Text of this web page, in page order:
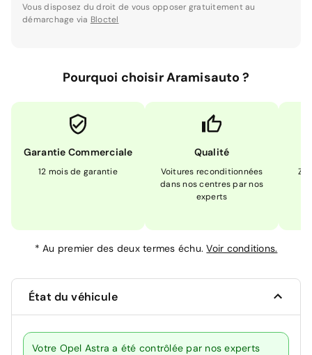
Vous disposez du droit de vous opposer gratuitement au
démarchage via Bloctel
Pourquoi choisir Aramisauto ?
Garantie Commerciale
12 mois de garantie
Qualité
Voitures reconditionnées
dans nos centres par nos
experts
*Au premier des deux termes échu.Voir conditions.
État du véhicule
Votre Opel Astra a été contrôlée par nos experts